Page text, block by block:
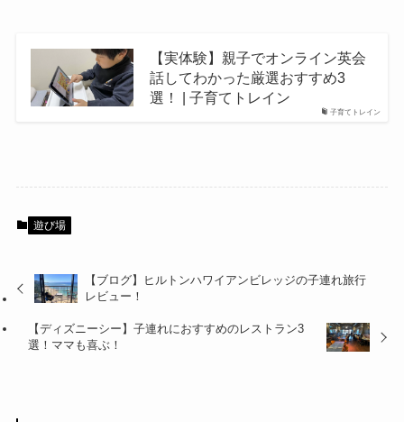
子育てトレイン
【実体験】親子でオンライン英会
話してわかった厳選おすすめ3
選！ | 子育てトレイン
遊び場
【ブログ】ヒルトンハワイアンビレッジの子連れ旅行
レビュー！
【ディズニーシー】子連れにおすすめのレストラン3
選！ママも喜ぶ！